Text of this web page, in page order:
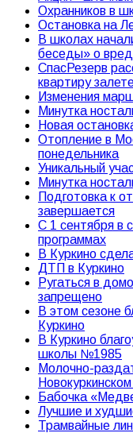
Охранников в
Остановка на
В школах
беседы» о
СпасРезерв
квартиру
Изменения
Минутка
Новая
Отопление в
понедельника
Уникальный
Минутка
Подготовка к
завершается
С 1 сентября в
программах
В Куркино
ДТП в Куркино
Ругаться в
запрещено
В этом сезоне
Куркино
В Куркино
школы №1985
Молочно-
Бабочка
Лучшие и
Трамвайные